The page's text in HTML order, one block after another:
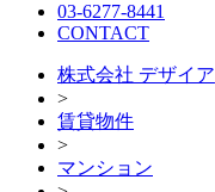
03-6277-8441
CONTACT
株式会社 デザイア
>
賃貸物件
>
マンション